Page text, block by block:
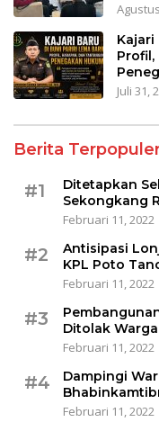
Kajari
Profil,
Juli 31,
Berita
#1
Ditetapkan
Sekongkang
Februari 11, 2022
#2
Antisipasi
KPL Poto
Februari 11, 2022
#3
Ditolak Warga
Februari 11, 2022
#4
Dampingi
Februari 11, 2022